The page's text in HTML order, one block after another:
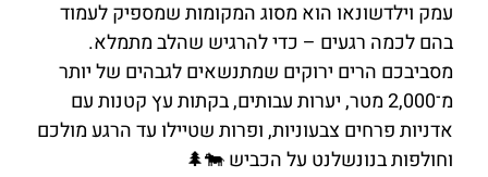
עמק וילדשונאו הוא מסוג המקומות שמספיק לעמוד
בהם לכמה רגעים – כדי להרגיש שהלב מתמלא.
מסביבכם הרים ירוקים שמתנשאים לגבהים של יותר
מ־2,000 מטר, יערות עבותים, בקתות עץ קטנות עם
אדניות פרחים צבעוניות, ופרות שטיילו עד הרגע מולכם
וחולפות בנונשלנט על הכביש 🐄🌲